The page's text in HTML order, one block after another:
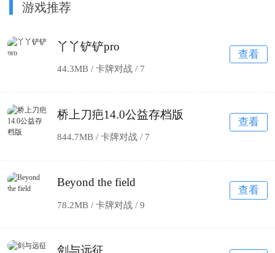
游戏推荐
丫丫铲铲pro
44.3MB / 卡牌对战 / 7
查看
桥上刀疤14.0公益存档版
844.7MB / 卡牌对战 / 7
查看
Beyond the field
78.2MB / 卡牌对战 /9
查看
剑与远征